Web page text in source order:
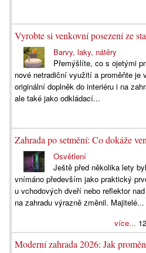
Vyrobte si venkovní posezení ze
Barvy, laky, nátěry
Přemýšlíte, co s ojetými
nové netradiční využití a proměňte je
originální doplněk do interiéru i na
ale také jako odkládací...
Zahrada po setmění: Co dokáže
Osvětlení
Ještě před několika lety
vnímáno především jako praktický
u vchodových dveří nebo reflektor
na zahradu výrazně změnil. Majitelé...
více...
Moderní zahrada 2026: Jak